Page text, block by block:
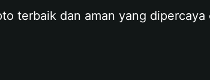
terbaik dan aman yang